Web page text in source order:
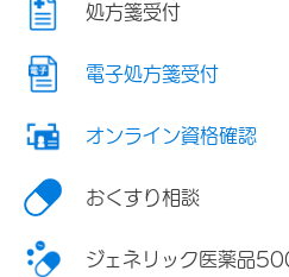
処方箋受付
電子処方箋受付
オンライン資格確認
おくすり相談
ジェネリック医薬品